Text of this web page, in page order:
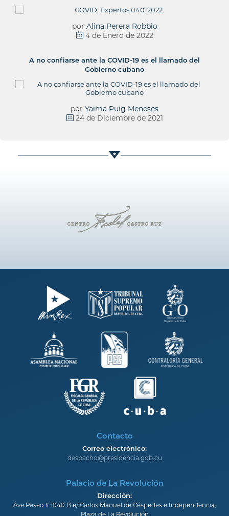
por Alina Perera Robbio
4 de Enero de 2022
A no confiarse ante la COVID-19 es el llamado del
Gobierno cubano
por Yaima Puig Meneses
24 de Diciembre de 2021
Contacto
Correo electrónico:
despacho@presidencia.gob.cu
Palacio de La Revolución
Dirección:
Ave Paseo # 1040 B e/ Carlos Manuel de Céspedes e Independencia,
Plaza de La Revolución